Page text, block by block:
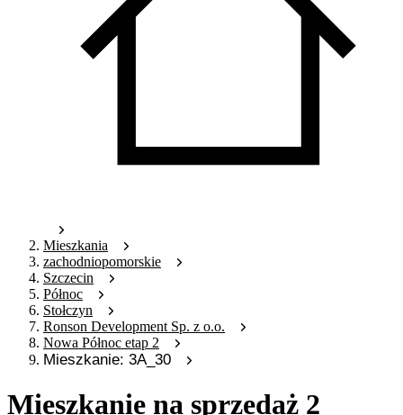
Mieszkania
zachodniopomorskie
Szczecin
Północ
Stołczyn
Ronson Development Sp. z o.o.
Nowa Północ etap 2
Mieszkanie: 3A_30
Mieszkanie na sprzedaż 2